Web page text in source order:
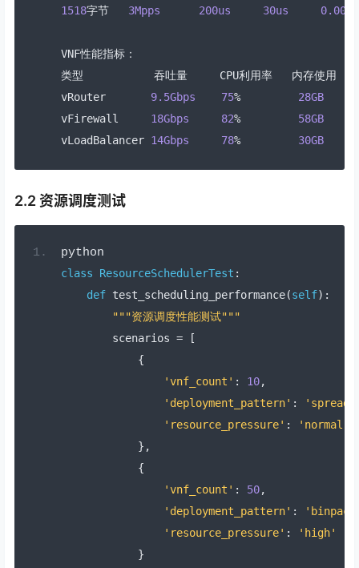
1518字节 3Mpps 200us 30us 0.001
VNF性能指标：
类型
吞吐量
     CPU
利用率 内存使用
vRouter 9.5Gbps 75%
28GB
vFirewall 18Gbps 82%
58GB
vLoadBalancer 14Gbps 78% 30GB
2.2 资源调度测试
python
class ResourceSchedulerTest :
def test_scheduling_performance(self):
"""资源调度性能测试"""
        scenarios
=
[
{
'vnf_count' : 10,
'deployment_pattern' : 'spread'
'resource_pressure' :
'normal'
},
{
'vnf_count' : 50,
'deployment_pattern' :
'resource_pressure' :
'high'
}